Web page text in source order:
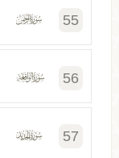
55
56
57